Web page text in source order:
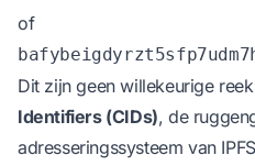
of
Dit zijn geen willekeurige
Identifiers (CIDs), de
adresseringssysteem van